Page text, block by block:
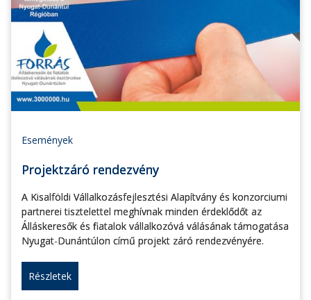
Események
Projektzáró rendezvény
A Kisalföldi Vállalkozásfejlesztési Alapítvány és konzorciumi
partnerei tisztelettel meghívnak minden érdeklődőt az
Álláskeresők és fiatalok vállalkozóvá válásának támogatása
Nyugat-Dunántúlon című projekt záró rendezvényére.
Részletek